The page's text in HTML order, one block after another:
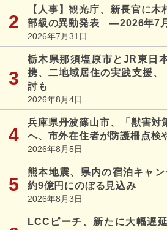
【人事】観光庁、新長官に
部級の異動発表 ―2026年7
2026年7月31日
栃木県那須塩原市とJR東日
携、二地域居住の実践支援
討も
2026年8月4日
兵庫県丹波篠山市、「獣害対
へ、市外在住者が防護柵点検
2026年8月5日
熊本地震、県内の宿泊キャン
約9億円にのぼる見込み
2026年8月3日
LCCピーチ、新たに大幅遅